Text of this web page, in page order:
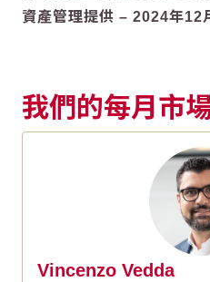
資產管理提供 – 2024年12
我們的每月市
Vincenzo Vedda